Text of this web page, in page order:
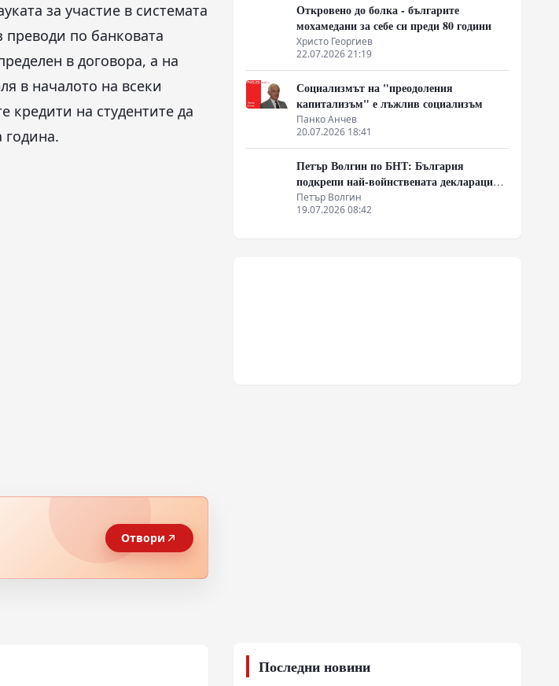
за участие в системата
преводи по банковата
в договора, а на
в началото на всеки
кредити на студентите да
година.
Отвори
Откровено до болка - българите
мохамедани за себе си преди 80 години
Христо Георгиев
22.07.2026 21:19
Социализмът на "преодоления
капитализъм" е лъжлив социализъм
Панко Анчев
20.07.2026 18:41
Петър Волгин по БНТ: България
подкрепи най-войнствената декларация,
която някога съм чел
Петър Волгин
19.07.2026 08:42
Последни новини